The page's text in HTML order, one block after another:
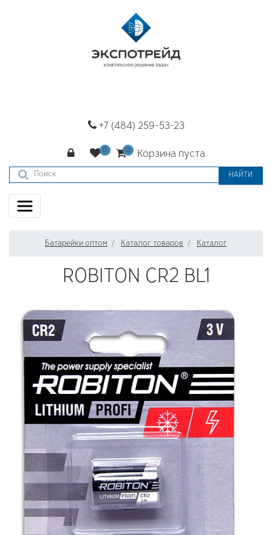
+7 (484) 259-53-23
Корзина пуста
НАЙТИ
Батарейки оптом Каталог товаров Каталог
ROBITON CR2 BL1